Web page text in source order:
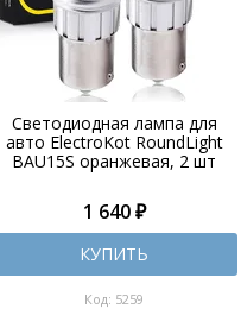
Светодиодная лампа для
авто ElectroKot RoundLight
BAU15S оранжевая, 2 шт
1 640 ₽
КУПИТЬ
Код: 5259